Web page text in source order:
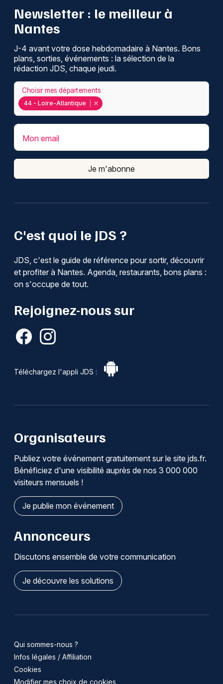
C'est quoi le JDS ?
JDS, c'est le guide de référence pour sortir, découvrir
et profiter à Nantes. Agenda, restaurants, bons plans :
on s'occupe de tout.
Rejoignez-nous sur
Téléchargez l'appli JDS :
Newsletter : le meilleur à
Nantes
J-4 avant votre dose hebdomadaire à Nantes. Bons
plans, sorties, événements : la sélection de la
rédaction JDS, chaque jeudi.
44 - Loire-Atlantique
Choisir mes départements
Mon email
Je m'abonne
Organisateurs
Publiez votre événement gratuitement sur le site jds.fr.
Bénéficiez d'une visibilité auprès de nos 3 000 000
visiteurs mensuels !
Je publie mon événement
Annonceurs
Discutons ensemble de votre communication
Je découvre les solutions
Qui sommes-nous ?
Infos légales / Affiliation
Cookies
Modifier mes choix de cookies